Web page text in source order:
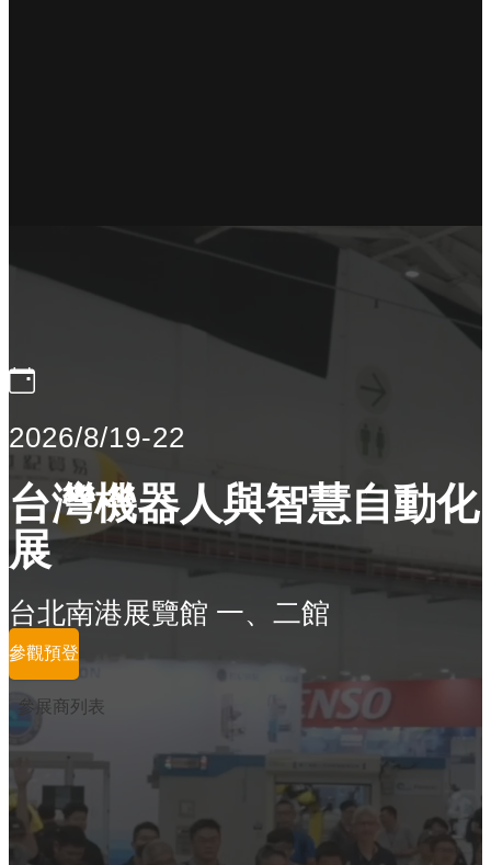
2026/8/19-22
台灣機器人與智慧自動化
展
台北南港展覽館 一、二館
參觀預登
參展商列表